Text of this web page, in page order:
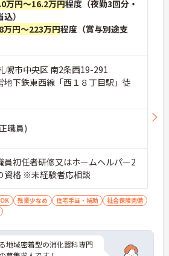
万円～16.2万円程度（夜勤3回分・
）
万円～223万円程度（賞与別途支
幌市中央区 南2条西19-291
地下鉄東西線「西１８丁目駅」徒
職員)
初任者研修又はホームヘルパー2
資格 ※未経験者応相談
残業少なめ 住宅手当・補助
社会保険完備
地域密着型の消化器科専門